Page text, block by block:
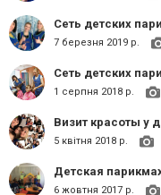
7 березня 2019 р.
1 серпня 2018 р.
Визит красоты у
5 квітня 2018 р.
6 жовтня 2017 р.